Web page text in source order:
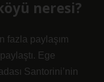
neresi?
fazla paylaşım
Ege
Santorini’nin